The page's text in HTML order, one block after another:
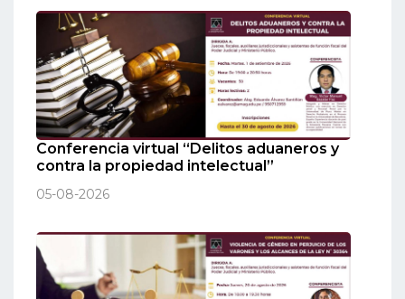
Conferencia virtual “Delitos aduaneros y
contra la propiedad intelectual”
05-08-2026